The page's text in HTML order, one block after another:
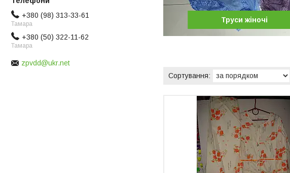
Труси жіночі
+380 (98) 313-33-61
Тамара
+380 (50) 322-11-62
Тамара
zpvdd@ukr.net